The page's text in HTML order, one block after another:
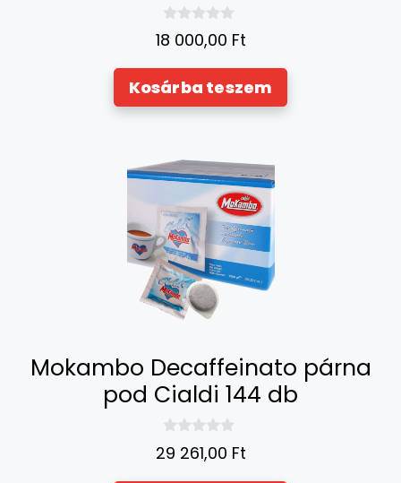
0
a
-
18 000,00 Ft
Kosárba teszem
Mokambo Decaffeinato párna
pod Cialdi 144 db
0
a
29 261,00 Ft